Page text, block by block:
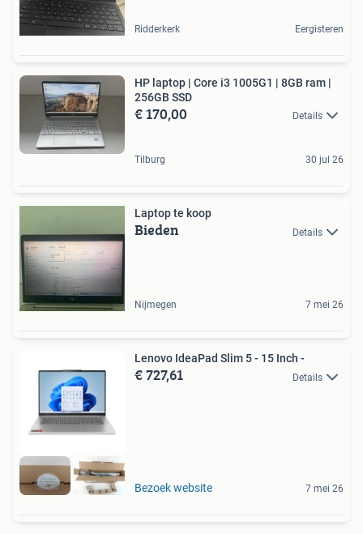
Ridderkerk Eergisteren
HP laptop | Core i3 1005G1 | 8GB ram |
256GB SSD
€ 170,00 Details
Tilburg 30 jul 26
Laptop te koop
Bieden Details
Nijmegen 7 mei 26
Lenovo IdeaPad Slim 5 - 15 Inch -
€ 727,61 Details
Bezoek website 7 mei 26